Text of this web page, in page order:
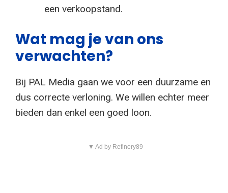
een verkoopstand.
Wat mag je van ons
verwachten?
Bij PAL Media gaan we voor een duurzame en
dus correcte verloning. We willen echter meer
bieden dan enkel een goed loon.
▼ Ad by Refinery89